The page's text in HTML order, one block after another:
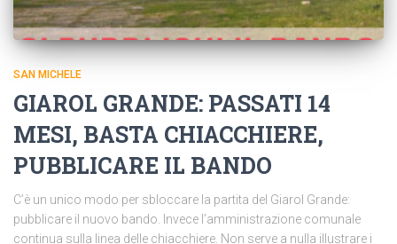
SAN MICHELE
GIAROL GRANDE: PASSATI 14
MESI, BASTA CHIACCHIERE,
PUBBLICARE IL BANDO
C’è un unico modo per sbloccare la partita del Giarol Grande:
pubblicare il nuovo bando. Invece l’amministrazione comunale
continua sulla linea delle chiacchiere. Non serve a nulla illustrare i